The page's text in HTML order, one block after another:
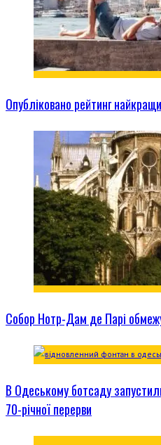
Опубліковано рейтинг
Собор Нотр-Дам де Парі
В Одеському ботсаду
70-річної перерви